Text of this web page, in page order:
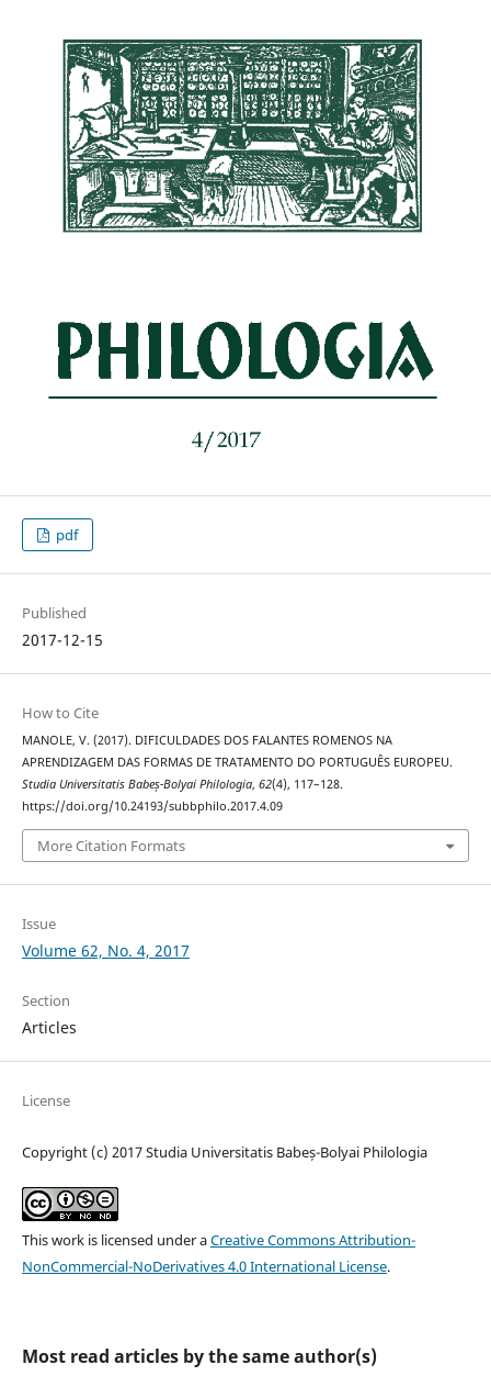
pdf
Published
2017-12-15
How to Cite
MANOLE, V. (2017). DIFICULDADES DOS FALANTES ROMENOS NA
APRENDIZAGEM DAS FORMAS DE TRATAMENTO DO PORTUGUÊS EUROPEU.
Studia Universitatis Babeș-Bolyai Philologia, 62(4), 117–128.
https://doi.org/10.24193/subbphilo.2017.4.09
More Citation Formats
Issue
Volume 62, No. 4, 2017
Section
Articles
License
Copyright (c) 2017 Studia Universitatis Babeș-Bolyai Philologia
This work is licensed under aCreative Commons Attribution-
NonCommercial-NoDerivatives 4.0 International License.
Most read articles by the same author(s)